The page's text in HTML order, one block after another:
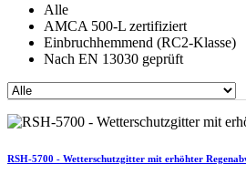
Alle
AMCA 500-L zertifiziert
Einbruchhemmend (RC2-Klasse)
Nach EN 13030 geprüft
RSH-5700 - Wetterschutzgitter mit erhöhter